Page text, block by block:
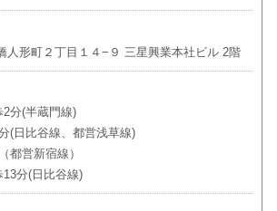
人形町２丁目１４−９ 三星興業本社ビル 2階
分(半蔵門線)
(日比谷線、都営浅草線)
都営新宿線）
分(日比谷線)